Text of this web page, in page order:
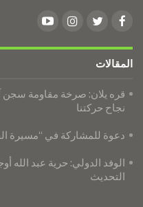
المقالات
نجاح حركتنا
دعوة للمشاركة في “مسيرة
الوفد الدولي: حرية عبد الله
التحديث